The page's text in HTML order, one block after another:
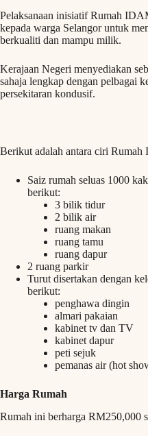
Pelaksanaan inisiatif Rumah
kepada warga Selangor untuk
berkualiti dan mampu milik.
Kerajaan Negeri menyediakan
sahaja lengkap dengan pelbagai
persekitaran kondusif.
Berikut adalah antara ciri Rumah
Saiz rumah seluas 1000
berikut:
3 bilik tidur
2 bilik air
ruang makan
ruang tamu
ruang dapur
2 ruang parkir
Turut disertakan dengan
berikut:
penghawa dingin
almari pakaian
kabinet tv dan TV
kabinet dapur
peti sejuk
pemanas air (hot
Harga Rumah
Rumah ini berharga RM250,000